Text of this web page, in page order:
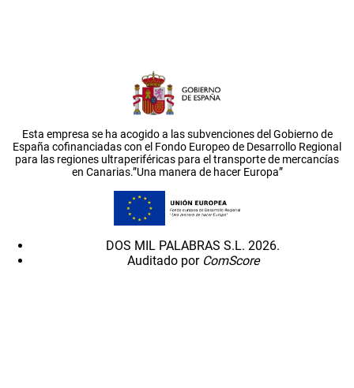
Esta empresa se ha acogido a las subvenciones del Gobierno de
España cofinanciadas con el Fondo Europeo de Desarrollo Regional
para las regiones ultraperiféricas para el transporte de mercancías
en Canarias.”Una manera de hacer Europa”
DOS MIL PALABRAS S.L. 2026.
Auditado por ComScore